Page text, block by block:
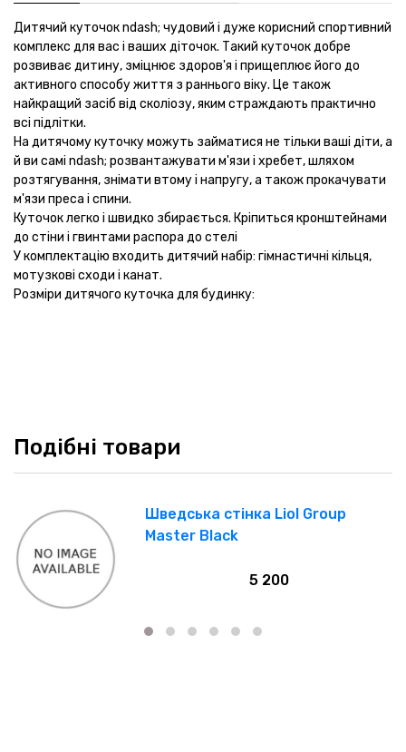
Дитячий куточок ndash; чудовий і дуже корисний спортивний
комплекс для вас і ваших діточок. Такий куточок добре
розвиває дитину, зміцнює здоров'я і прищеплює його до
активного способу життя з раннього віку. Це також
найкращий засіб від сколіозу, яким страждають практично
всі підлітки.
На дитячому куточку можуть займатися не тільки ваші діти, а
й ви самі ndash; розвантажувати м'язи і хребет, шляхом
розтягування, знімати втому і напругу, а також прокачувати
м'язи преса і спини.
Куточок легко і швидко збирається. Кріпиться кронштейнами
до стіни і гвинтами распора до стелі
У комплектацію входить дитячий набір: гімнастичні кільця,
мотузкові сходи і канат.
Розміри дитячого куточка для будинку:
Подібні товари
Шведська стінка Liol Group
Master Black
5 200